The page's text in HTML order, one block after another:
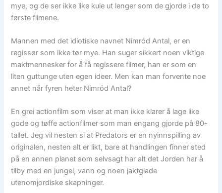
mye, og de ser ikke like kule ut lenger som de gjorde i de to
første filmene.
Mannen med det idiotiske navnet Nimród Antal, er en
regissør som ikke tør mye. Han suger sikkert noen viktige
maktmennesker for å få regissere filmer, han er som en
liten guttunge uten egen ideer. Men kan man forvente noe
annet når fyren heter Nimród Antal?
En grei actionfilm som viser at man ikke klarer å lage like
gode og tøffe actionfilmer som man engang gjorde på 80-
tallet. Jeg vil nesten si at Predators er en nyinnspilling av
originalen, nesten alt er likt, bare at handlingen finner sted
på en annen planet som selvsagt har alt det Jorden har å
tilby med en jungel, vann og noen jaktglade
utenomjordiske skapninger.